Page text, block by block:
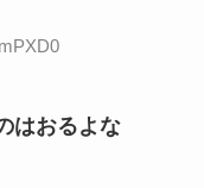
はおるよな